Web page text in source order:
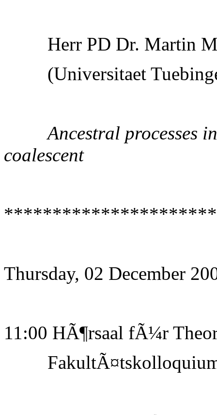
Herr PD Dr. Martin
(Universitaet
Ancestral processes
coalescent
Thursday, 02 December
11:00 HÃ¶rsaal fÃ¼r